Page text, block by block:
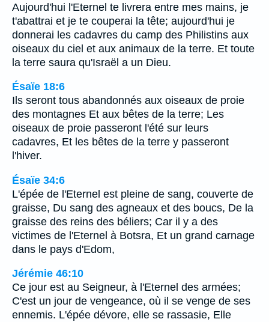
Aujourd'hui l'Eternel te livrera entre mes mains, je
t'abattrai et je te couperai la tête; aujourd'hui je
donnerai les cadavres du camp des Philistins aux
oiseaux du ciel et aux animaux de la terre. Et toute
la terre saura qu'Israël a un Dieu.
Ésaïe 18:6
Ils seront tous abandonnés aux oiseaux de proie
des montagnes Et aux bêtes de la terre; Les
oiseaux de proie passeront l'été sur leurs
cadavres, Et les bêtes de la terre y passeront
l'hiver.
Ésaïe 34:6
L'épée de l'Eternel est pleine de sang, couverte de
graisse, Du sang des agneaux et des boucs, De la
graisse des reins des béliers; Car il y a des
victimes de l'Eternel à Botsra, Et un grand carnage
dans le pays d'Edom,
Jérémie 46:10
Ce jour est au Seigneur, à l'Eternel des armées;
C'est un jour de vengeance, où il se venge de ses
ennemis. L'épée dévore, elle se rassasie, Elle